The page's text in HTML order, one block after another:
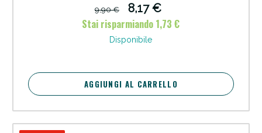
9,90 €
8,17 €
Stai risparmiando 1,73 €
Disponibile
AGGIUNGI AL CARRELLO